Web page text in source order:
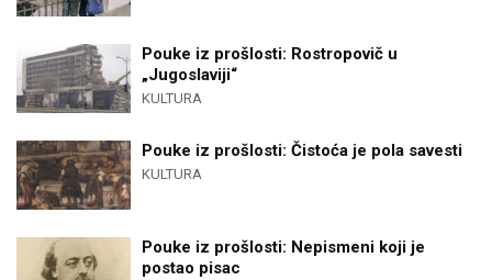
Pouke iz prošlosti: Rostropovič u
„Jugoslaviji“
KULTURA
Pouke iz prošlosti: Čistoća je pola savesti
KULTURA
Pouke iz prošlosti: Nepismeni koji je
postao pisac